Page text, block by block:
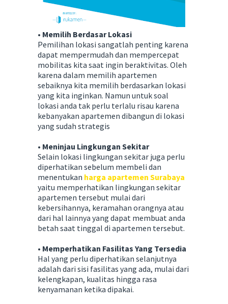
• Memilih Berdasar Lokasi
Pemilihan lokasi sangatlah penting karena
dapat mempermudah dan mempercepat
mobilitas kita saat ingin beraktivitas. Oleh
karena dalam memilih apartemen
sebaiknya kita memilih berdasarkan lokasi
yang kita inginkan. Namun untuk soal
lokasi anda tak perlu terlalu risau karena
kebanyakan apartemen dibangun di lokasi
yang sudah strategis
• Meninjau Lingkungan Sekitar
Selain lokasi lingkungan sekitar juga perlu
diperhatikan sebelum membeli dan
menentukan harga apartemen Surabaya
yaitu memperhatikan lingkungan sekitar
apartemen tersebut mulai dari
kebersihannya, keramahan orangnya atau
dari hal lainnya yang dapat membuat anda
betah saat tinggal di apartemen tersebut.
• Memperhatikan Fasilitas Yang Tersedia
Hal yang perlu diperhatikan selanjutnya
adalah dari sisi fasilitas yang ada, mulai dari
kelengkapan, kualitas hingga rasa
kenyamanan ketika dipakai.